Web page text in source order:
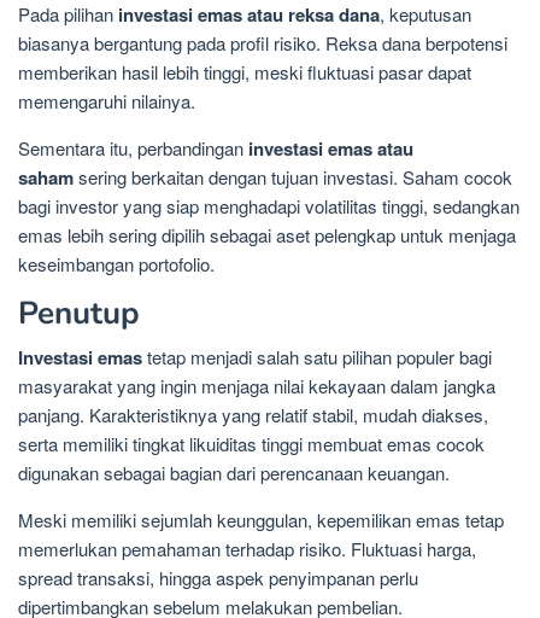
Pada pilihan investasi emas atau reksa dana, keputusan
biasanya bergantung pada profil risiko. Reksa dana berpotensi
memberikan hasil lebih tinggi, meski fluktuasi pasar dapat
memengaruhi nilainya.
Sementara itu, perbandingan investasi emas atau
sahamsering berkaitan dengan tujuan investasi. Saham cocok
bagi investor yang siap menghadapi volatilitas tinggi, sedangkan
emas lebih sering dipilih sebagai aset pelengkap untuk menjaga
keseimbangan portofolio.
Penutup
Investasi emastetap menjadi salah satu pilihan populer bagi
masyarakat yang ingin menjaga nilai kekayaan dalam jangka
panjang. Karakteristiknya yang relatif stabil, mudah diakses,
serta memiliki tingkat likuiditas tinggi membuat emas cocok
digunakan sebagai bagian dari perencanaan keuangan.
Meski memiliki sejumlah keunggulan, kepemilikan emas tetap
memerlukan pemahaman terhadap risiko. Fluktuasi harga,
spread transaksi, hingga aspek penyimpanan perlu
dipertimbangkan sebelum melakukan pembelian.